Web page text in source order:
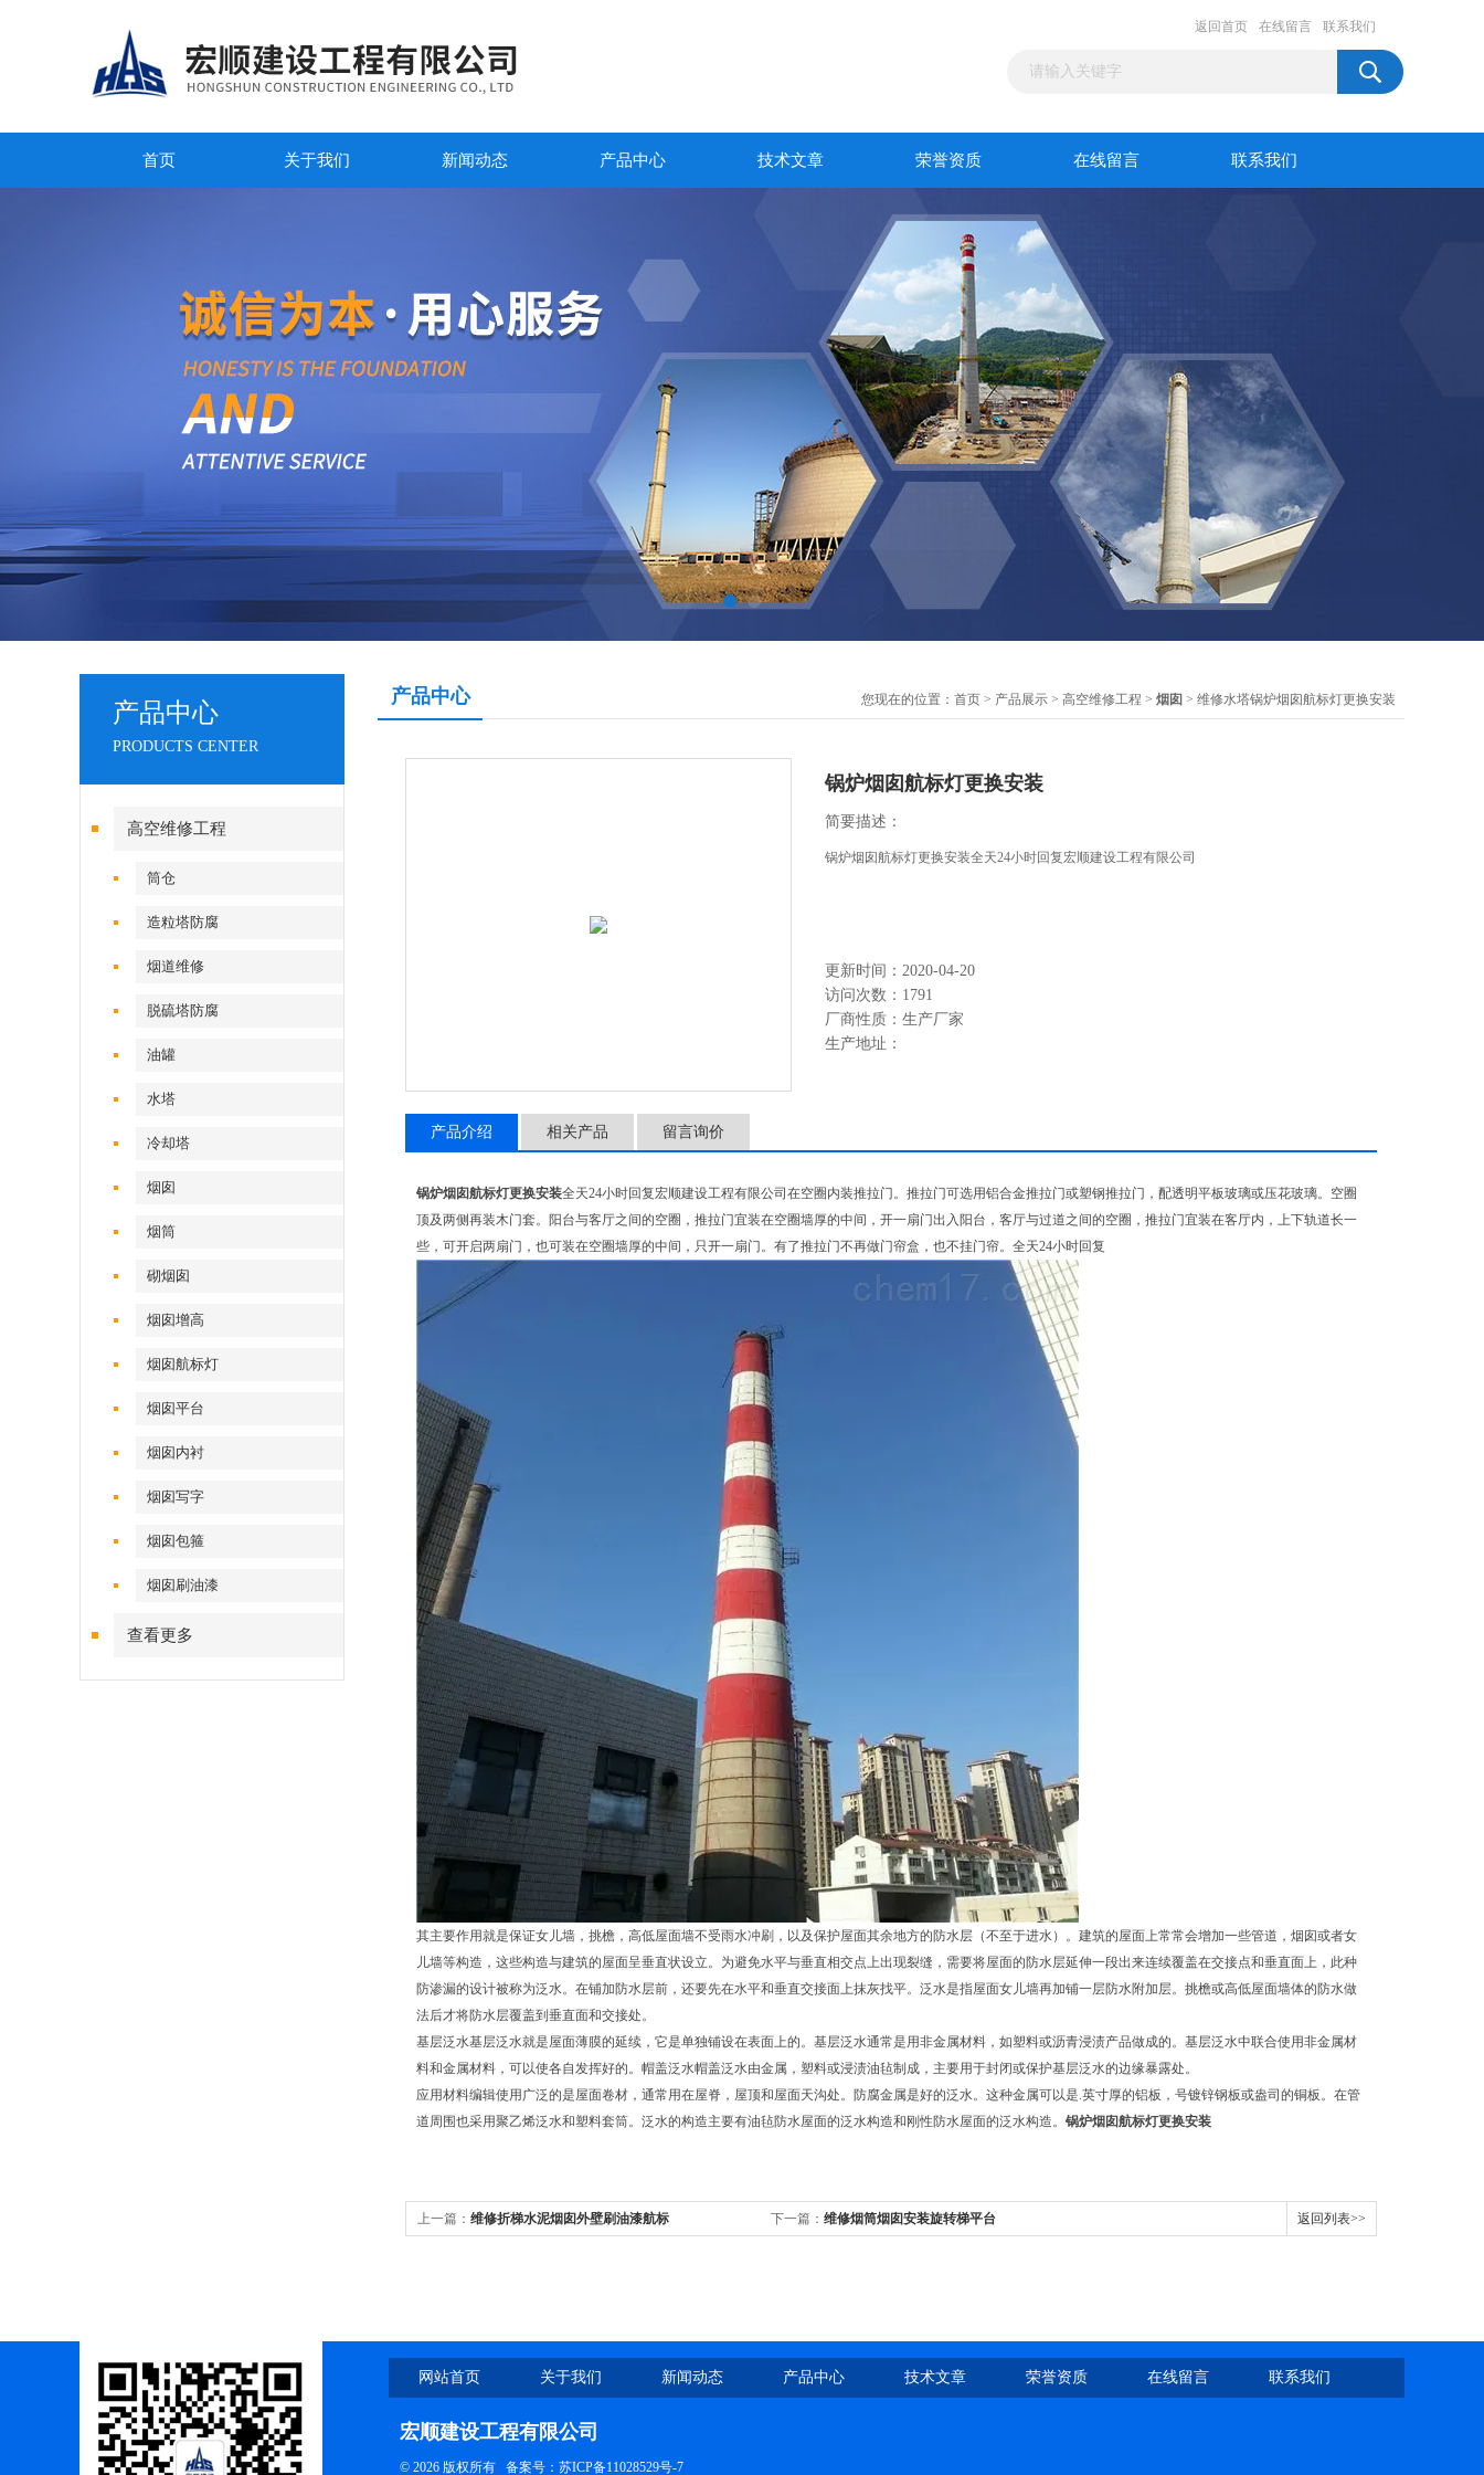
返回首页 在线留言 联系我们
首页 关于我们 新闻动态 产品中心 技术文章 荣誉资质 在线留言 联系我们
产品中心
PRODUCTS CENTER
高空维修工程
筒仓
造粒塔防腐
烟道维修
脱硫塔防腐
油罐
水塔
冷却塔
烟囱
烟筒
砌烟囱
烟囱增高
烟囱航标灯
烟囱平台
烟囱内衬
烟囱写字
烟囱包箍
烟囱刷油漆
查看更多
产品中心 您现在的位置： 首页 > 产品展示 > 高空维修工程 > 烟囱 > 维修水塔锅炉烟囱航标灯更换安装
锅炉烟囱航标灯更换安装
简要描述：
锅炉烟囱航标灯更换安装全天24小时回复宏顺建设工程有限公司
更新时间：2020-04-20
访问次数：1791
厂商性质：生产厂家
生产地址：
产品介绍 相关产品 留言询价
锅炉烟囱航标灯更换安装全天24小时回复宏顺建设工程有限公司在空圈内装推拉门。推拉门可选用铝合金推拉门或塑钢推拉门，配透明平板玻璃或压花玻璃。空圈
顶及两侧再装木门套。阳台与客厅之间的空圈，推拉门宜装在空圈墙厚的中间，开一扇门出入阳台，客厅与过道之间的空圈，推拉门宜装在客厅内，上下轨道长一
些，可开启两扇门，也可装在空圈墙厚的中间，只开一扇门。有了推拉门不再做门帘盒，也不挂门帘。全天24小时回复
其主要作用就是保证女儿墙，挑檐，高低屋面墙不受雨水冲刷，以及保护屋面其余地方的防水层（不至于进水）。建筑的屋面上常常会增加一些管道，烟囱或者女
儿墙等构造，这些构造与建筑的屋面呈垂直状设立。为避免水平与垂直相交点上出现裂缝，需要将屋面的防水层延伸一段出来连续覆盖在交接点和垂直面上，此种
防渗漏的设计被称为泛水。在铺加防水层前，还要先在水平和垂直交接面上抹灰找平。泛水是指屋面女儿墙再加铺一层防水附加层。挑檐或高低屋面墙体的防水做
法后才将防水层覆盖到垂直面和交接处。
基层泛水基层泛水就是屋面薄膜的延续，它是单独铺设在表面上的。基层泛水通常是用非金属材料，如塑料或沥青浸渍产品做成的。基层泛水中联合使用非金属材
料和金属材料，可以使各自发挥好的。帽盖泛水帽盖泛水由金属，塑料或浸渍油毡制成，主要用于封闭或保护基层泛水的边缘暴露处。
应用材料编辑使用广泛的是屋面卷材，通常用在屋脊，屋顶和屋面天沟处。防腐金属是好的泛水。这种金属可以是.英寸厚的铝板，号镀锌钢板或盎司的铜板。在管
道周围也采用聚乙烯泛水和塑料套筒。泛水的构造主要有油毡防水屋面的泛水构造和刚性防水屋面的泛水构造。 锅炉烟囱航标灯更换安装
上一篇： 维修折梯水泥烟囱外壁刷油漆航标 下一篇： 维修烟筒烟囱安装旋转梯平台 返回列表>>
网站首页 关于我们 新闻动态 产品中心 技术文章 荣誉资质 在线留言 联系我们
宏顺建设工程有限公司
© 2026 版权所有 备案号：苏ICP备11028529号-7